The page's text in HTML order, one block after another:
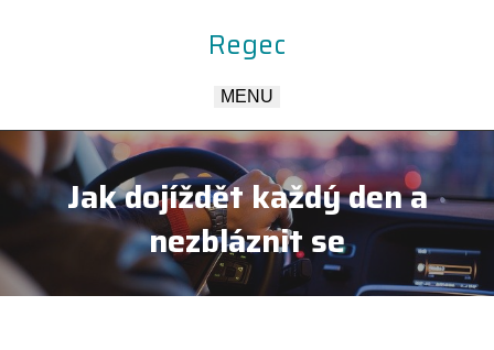
Regec
MENU
Jak dojíždět každý den a
nezbláznit se